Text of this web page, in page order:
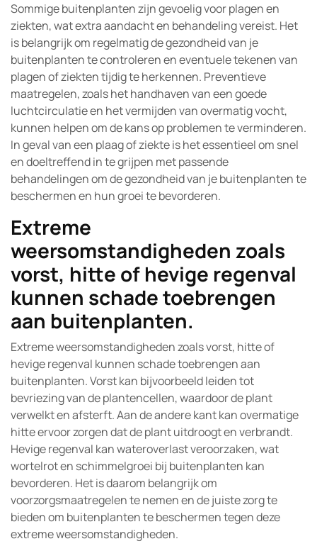
Sommige buitenplanten zijn gevoelig voor plagen en
ziekten, wat extra aandacht en behandeling vereist. Het
is belangrijk om regelmatig de gezondheid van je
buitenplanten te controleren en eventuele tekenen van
plagen of ziekten tijdig te herkennen. Preventieve
maatregelen, zoals het handhaven van een goede
luchtcirculatie en het vermijden van overmatig vocht,
kunnen helpen om de kans op problemen te verminderen.
In geval van een plaag of ziekte is het essentieel om snel
en doeltreffend in te grijpen met passende
behandelingen om de gezondheid van je buitenplanten te
beschermen en hun groei te bevorderen.
Extreme
weersomstandigheden zoals
vorst, hitte of hevige regenval
kunnen schade toebrengen
aan buitenplanten.
Extreme weersomstandigheden zoals vorst, hitte of
hevige regenval kunnen schade toebrengen aan
buitenplanten. Vorst kan bijvoorbeeld leiden tot
bevriezing van de plantencellen, waardoor de plant
verwelkt en afsterft. Aan de andere kant kan overmatige
hitte ervoor zorgen dat de plant uitdroogt en verbrandt.
Hevige regenval kan wateroverlast veroorzaken, wat
wortelrot en schimmelgroei bij buitenplanten kan
bevorderen. Het is daarom belangrijk om
voorzorgsmaatregelen te nemen en de juiste zorg te
bieden om buitenplanten te beschermen tegen deze
extreme weersomstandigheden.